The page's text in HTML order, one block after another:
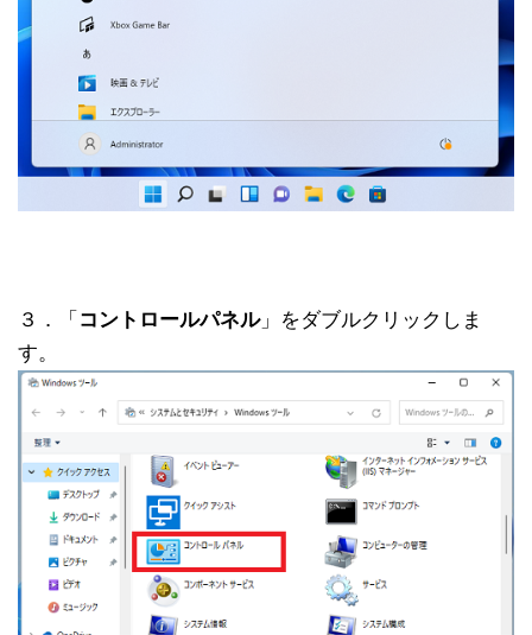
３．「 コントロールパネル」をダブルクリックしま
す。